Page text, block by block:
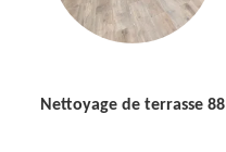
Nettoyage de terrasse 88